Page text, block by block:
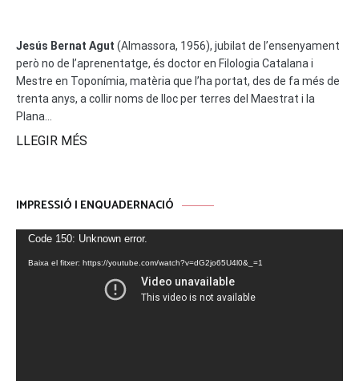
Jesús Bernat Agut (Almassora, 1956), jubilat de l’ensenyament
però no de l’aprenentatge, és doctor en Filologia Catalana i
Mestre en Toponímia, matèria que l’ha portat, des de fa més de
trenta anys, a collir noms de lloc per terres del Maestrat i la
Plana...
LLEGIR MÉS
IMPRESSIÓ I ENQUADERNACIÓ
Reproductor
vídeo
Code 150: Unknown error.
Baixa el fitxer: https://youtube.com/watch?v=dG2jo65U4l0&_=1